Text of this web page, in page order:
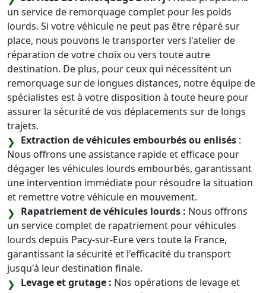
un service de remorquage complet pour les poids
lourds. Si votre véhicule ne peut pas être réparé sur
place, nous pouvons le transporter vers l'atelier de
réparation de votre choix ou vers toute autre
destination. De plus, pour ceux qui nécessitent un
remorquage sur de longues distances, notre équipe de
spécialistes est à votre disposition à toute heure pour
assurer la sécurité de vos déplacements sur de longs
trajets.
Extraction de véhicules embourbés ou enlisés :
Nous offrons une assistance rapide et efficace pour
dégager les véhicules lourds embourbés, garantissant
une intervention immédiate pour résoudre la situation
et remettre votre véhicule en mouvement.
Rapatriement de véhicules lourds : Nous offrons
un service complet de rapatriement pour véhicules
lourds depuis Pacy-sur-Eure vers toute la France,
garantissant la sécurité et l'efficacité du transport
jusqu'à leur destination finale.
Levage et grutage : Nos opérations de levage et